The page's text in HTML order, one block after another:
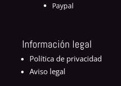
Paypal
Información legal
Política de privacidad
Aviso legal